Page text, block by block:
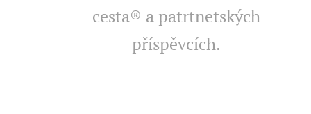
cesta® a patrtnetských
příspěvcích.